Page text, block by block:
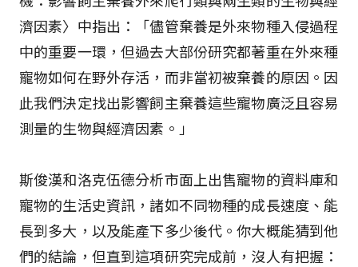
濟因素〉中指出：「儘管棄養是外來物種入侵過程
中的重要一環，但過去大部份研究都著重在外來種
寵物如何在野外存活，而非當初被棄養的原因。因
此我們決定找出影響飼主棄養這些寵物廣泛且容易
測量的生物與經濟因素。」
斯俊漢和洛克伍德分析市面上出售寵物的資料庫和
寵物的生活史資訊，諸如不同物種的成長速度、能
長到多大，以及能產下多少後代。你大概能猜到他
們的結論，但直到這項研究完成前，沒人有把握：